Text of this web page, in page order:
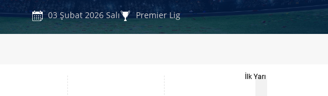
03 Şubat 2026 Salı Premier Lig
İlk Yarı